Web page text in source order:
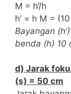
M = h’/h
h’ = h M =
Bayangan
benda (h) 10
d) Jarak
(s) = 50 cm